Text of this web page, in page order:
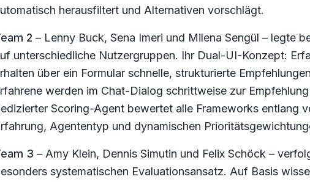
herausfiltert und Alternativen vorschlägt.
2 – Lenny Buck, Sena Imeri und Milena Sengül – legte
unterschiedliche Nutzergruppen. Ihr Dual-UI-Konzept:
über ein Formular schnelle, strukturierte
werden im Chat-Dialog schrittweise zur
Scoring-Agent bewertet alle Frameworks entlang
Agententyp und dynamischen
3 – Amy Klein, Dennis Simutin und Felix Schöck –
systematischen Evaluationsansatz. Auf Basis